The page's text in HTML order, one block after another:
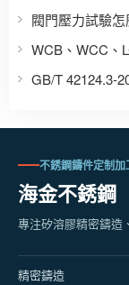
閥門壓力試驗
GB/T 42124.3-
不銹鋼鑄件定制加
海金不銹鋼
專注矽溶膠精密鑄造
精密鑄造